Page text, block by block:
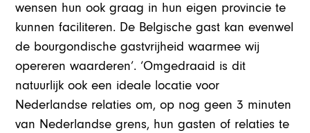
wensen hun ook graag in hun eigen provincie te
kunnen faciliteren. De Belgische gast kan evenwel
de bourgondische gastvrijheid waarmee wij
opereren waarderen’. ‘Omgedraaid is dit
natuurlijk ook een ideale locatie voor
Nederlandse relaties om, op nog geen 3 minuten
van Nederlandse grens, hun gasten of relaties te